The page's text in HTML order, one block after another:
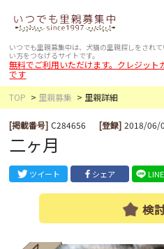
いつでも里親募集中は、犬猫の里親探しをされて
い方をつなげるサイトです。
無料でご利用いただけます。クレジット
です
TOP
里親募集 里親詳細
[掲載番号] C284656 [登録] 2018/06/
二ヶ月
ツイート シェア
検